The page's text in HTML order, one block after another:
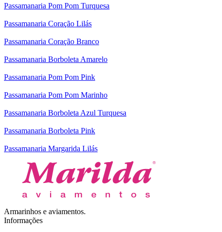
Passamanaria Pom Pom Turquesa
Passamanaria Coração Lilás
Passamanaria Coração Branco
Passamanaria Borboleta Amarelo
Passamanaria Pom Pom Pink
Passamanaria Pom Pom Marinho
Passamanaria Borboleta Azul Turquesa
Passamanaria Borboleta Pink
Passamanaria Margarida Lilás
Armarinhos e aviamentos.
Informações